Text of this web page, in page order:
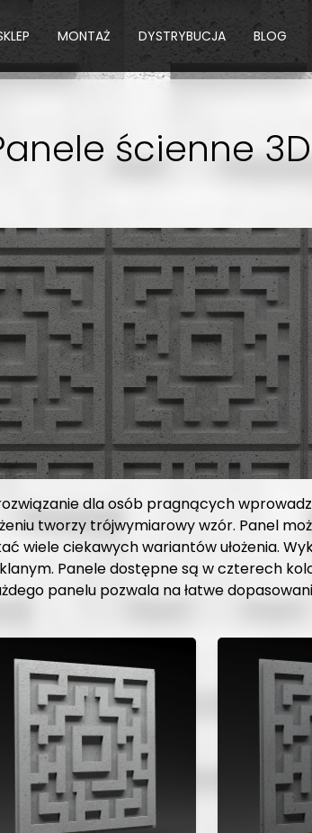
MONTAŻ DYSTRYBUCJA BLOG
ścienne 3D
dla osób pragnących
tworzy trójwymiarowy wzór. Panel
wiele ciekawych wariantów ułożenia.
Panele dostępne są w czterech
panelu pozwala na łatwe